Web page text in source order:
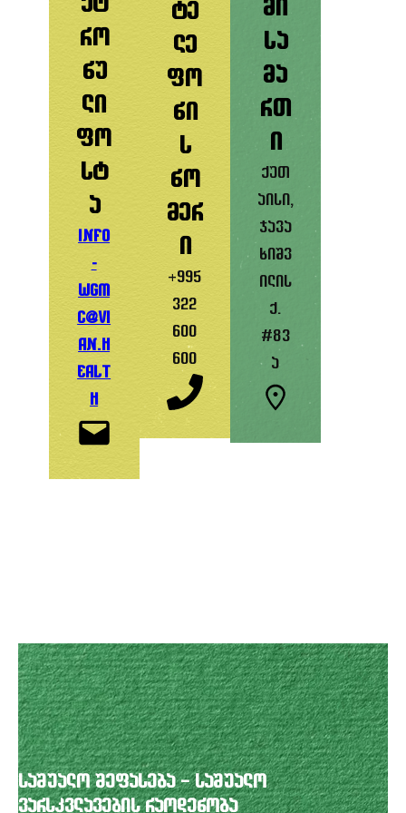
ქტ
რო
ნუ
ლი
ფო
სტ
ა
info
-
wgm
c@vi
an.h
ealt
h
ტე
ლე
ფო
ნი
ს
ნო
მერ
ი
+995
322
600
600
მი
სა
მა
რთ
ი
ქუთ
აისი,
ჯავა
ხიშვ
ილის
ქ.
#83
ა
საშუალო შეფასება – საშუალო
ვარსკვლავების რაოდენობა